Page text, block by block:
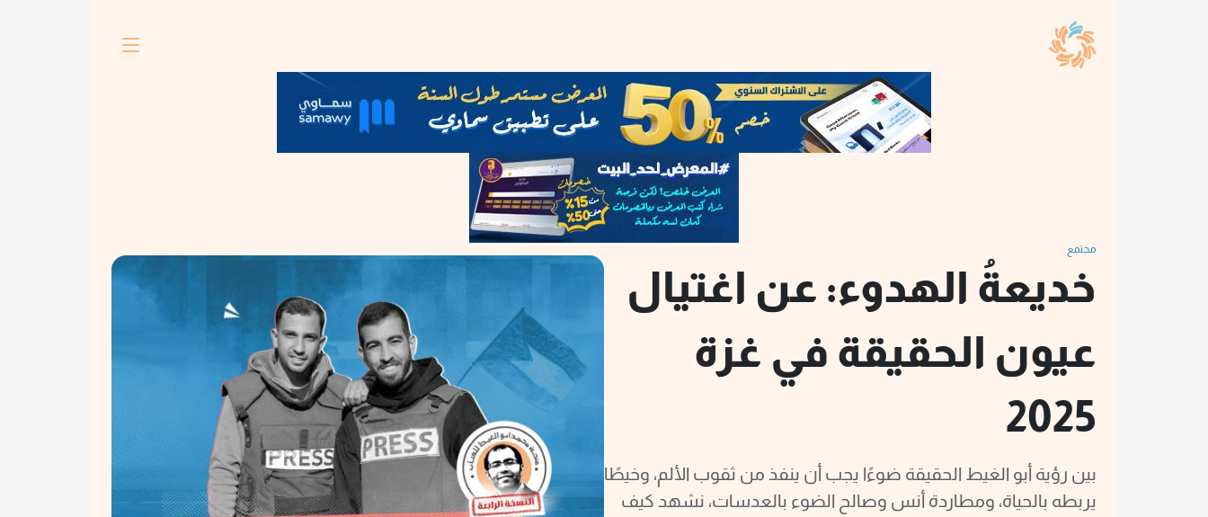
مجتمع
خديعةُ الهدوء: عن اغتيال
عيون الحقيقة في غزة
2025
بين رؤية أبو الغيط الحقيقة ضوءًا يجب أن ينفذ من ثقوب الألم، وخيطًا
يربطه بالحياة، ومطاردة أنس وصالح الضوء بالعدسات، نشهد كيف